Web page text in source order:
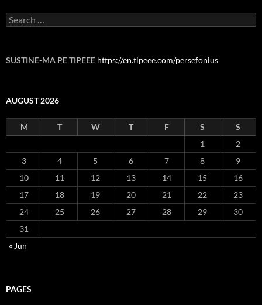
Search
for:
SUSTINE-MA PE TIPEEE https://en.tipeee.com/persefonius
AUGUST 2026
M T W T F S
S
1
2
3
4 5 6 7 8
9
10
11 12 13 14 15
16
17
18 19 20 21 22
23
24
25 26 27 28 29
30
31
« Jun
PAGES